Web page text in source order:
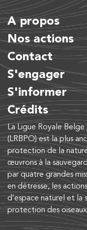
A propos
Nos actions
Contact
S'engager
S'informer
Crédits
La Ligue Royale
(LRBPO) est la plus
protection de la
œuvrons à la
par quatre grandes
en détresse, les
d’espace naturel et la
protection des